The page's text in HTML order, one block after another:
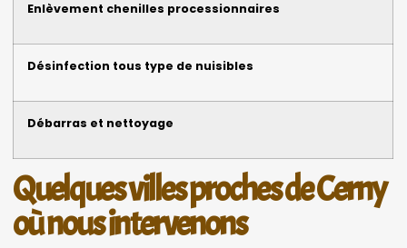
Enlèvement chenilles processionnaires
Désinfection tous type de nuisibles
Débarras et nettoyage
Quelques villes proches de Cerny
où nous intervenons